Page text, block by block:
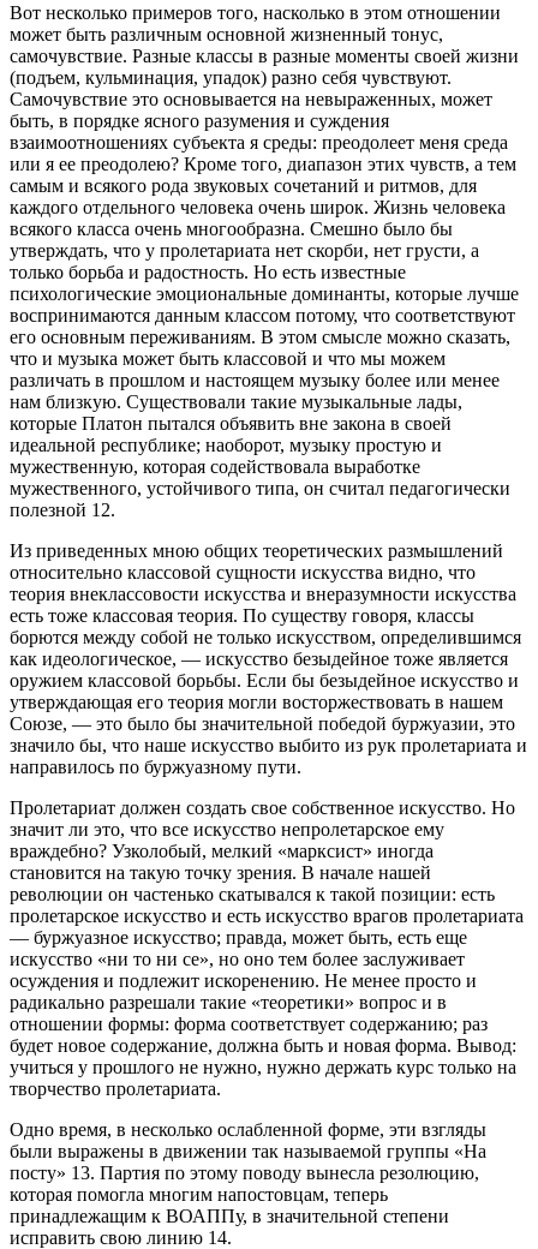
Вот несколько примеров того, насколько в этом отношении
может быть различным основной жизненный тонус,
самочувствие. Разные классы в разные моменты своей жизни
(подъем, кульминация, упадок) разно себя чувствуют.
Самочувствие это основывается на невыраженных, может
быть, в порядке ясного разумения и суждения
взаимоотношениях субъекта я среды: преодолеет меня среда
или я ее преодолею? Кроме того, диапазон этих чувств, а тем
самым и всякого рода звуковых сочетаний и ритмов, для
каждого отдельного человека очень широк. Жизнь человека
всякого класса очень многообразна. Смешно было бы
утверждать, что у пролетариата нет скорби, нет грусти, а
только борьба и радостность. Но есть известные
психологические эмоциональные доминанты, которые лучше
воспринимаются данным классом потому, что соответствуют
его основным переживаниям. В этом смысле можно сказать,
что и музыка может быть классовой и что мы можем
различать в прошлом и настоящем музыку более или менее
нам близкую. Существовали такие музыкальные лады,
которые Платон пытался объявить вне закона в своей
идеальной республике; наоборот, музыку простую и
мужественную, которая содействовала выработке
мужественного, устойчивого типа, он считал педагогически
полезной 12.
Из приведенных мною общих теоретических размышлений
относительно классовой сущности искусства видно, что
теория внеклассовости искусства и внеразумности искусства
есть тоже классовая теория. По существу говоря, классы
борются между собой не только искусством, определившимся
как идеологическое, — искусство безыдейное тоже является
оружием классовой борьбы. Если бы безыдейное искусство и
утверждающая его теория могли восторжествовать в нашем
Союзе, — это было бы значительной победой буржуазии, это
значило бы, что наше искусство выбито из рук пролетариата и
направилось по буржуазному пути.
Пролетариат должен создать свое собственное искусство. Но
значит ли это, что все искусство непролетарское ему
враждебно? Узколобый, мелкий «марксист» иногда
становится на такую точку зрения. В начале нашей
революции он частенько скатывался к такой позиции: есть
пролетарское искусство и есть искусство врагов пролетариата
— буржуазное искусство; правда, может быть, есть еще
искусство «ни то ни се», но оно тем более заслуживает
осуждения и подлежит искоренению. Не менее просто и
радикально разрешали такие «теоретики» вопрос и в
отношении формы: форма соответствует содержанию; раз
будет новое содержание, должна быть и новая форма. Вывод:
учиться у прошлого не нужно, нужно держать курс только на
творчество пролетариата.
Одно время, в несколько ослабленной форме, эти взгляды
были выражены в движении так называемой группы «На
посту» 13. Партия по этому поводу вынесла резолюцию,
которая помогла многим напостовцам, теперь
принадлежащим к ВОАППу, в значительной степени
исправить свою линию 14.